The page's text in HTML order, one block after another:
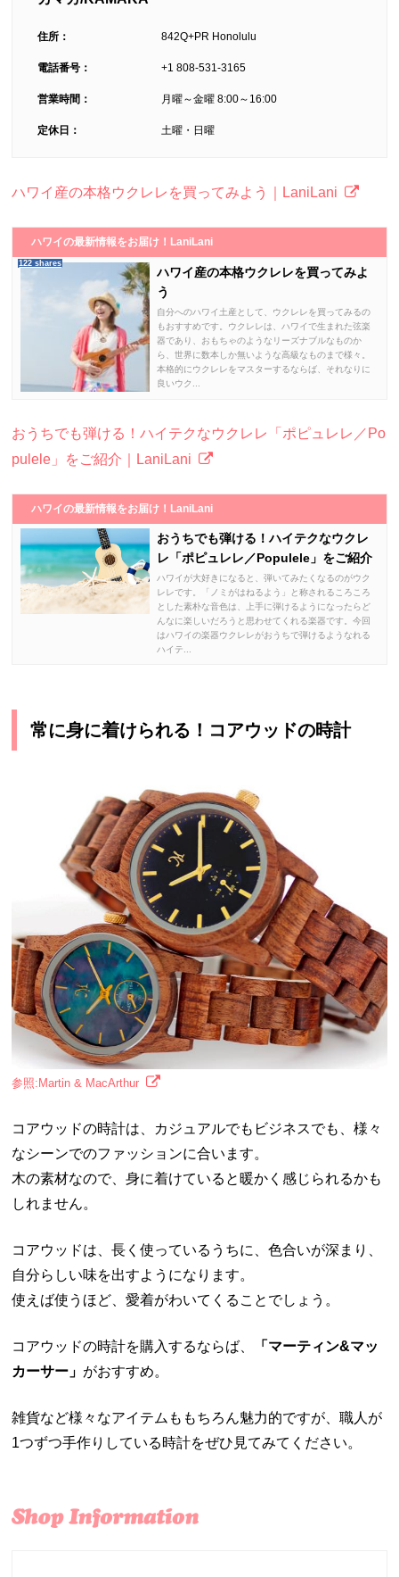
住所： 842Q+PR Honolulu
電話番号： +1 808-531-3165
営業時間： 月曜～金曜 8:00～16:00
定休日： 土曜・日曜
ハワイ産の本格ウクレレを買ってみよう｜LaniLani
ハワイの最新情報をお届け！LaniLani
122 shares
ハワイ産の本格ウクレレを買ってみよ
う
自分へのハワイ土産として、ウクレレを買ってみるの
もおすすめです。ウクレレは、ハワイで生まれた弦楽
器であり、おもちゃのようなリーズナブルなものか
ら、世界に数本しか無いような高級なものまで様々。
本格的にウクレレをマスターするならば、それなりに
良いウク...
おうちでも弾ける！ハイテクなウクレレ「ポピュレレ／Po
pulele」をご紹介｜LaniLani
ハワイの最新情報をお届け！LaniLani
おうちでも弾ける！ハイテクなウクレ
レ「ポピュレレ／Populele」をご紹介
ハワイが大好きになると、弾いてみたくなるのがウク
レレです。「ノミがはねるよう」と称されるころころ
とした素朴な音色は、上手に弾けるようになったらど
んなに楽しいだろうと思わせてくれる楽器です。今回
はハワイの楽器ウクレレがおうちで弾けるようなれる
ハイテ...
常に身に着けられる！コアウッドの時計
参照:Martin & MacArthur
コアウッドの時計は、カジュアルでもビジネスでも、様々
なシーンでのファッションに合います。
木の素材なので、身に着けていると暖かく感じられるかも
しれません。
コアウッドは、長く使っているうちに、色合いが深まり、
自分らしい味を出すようになります。
使えば使うほど、愛着がわいてくることでしょう。
コアウッドの時計を購入するならば、
「マーティン&マッ
カーサー」 がおすすめ。
雑貨など様々なアイテムももちろん魅力的ですが、職人が
1つずつ手作りしている時計をぜひ見てみてください。